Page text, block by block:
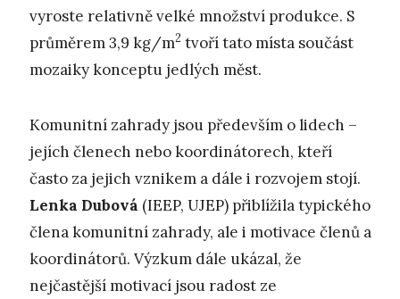
vyroste relativně velké množství produkce. S
průměrem 3,9 kg/m2 tvoří tato místa součást
mozaiky konceptu jedlých měst.
Komunitní zahrady jsou především o lidech –
jejích členech nebo koordinátorech, kteří
často za jejich vznikem a dále i rozvojem stojí.
Lenka Dubová (IEEP, UJEP) přiblížila typického
člena komunitní zahrady, ale i motivace členů a
koordinátorů. Výzkum dále ukázal, že
nejčastější motivací jsou radost ze